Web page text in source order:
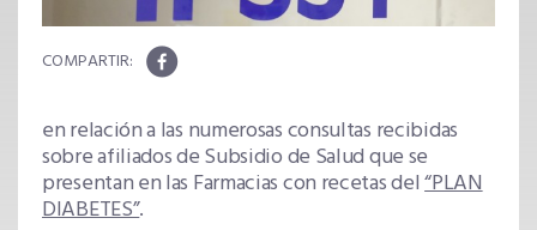
en relación a las numerosas consultas recibidas
sobre afiliados de Subsidio de Salud que se
presentan en las Farmacias con recetas del“PLAN
DIABETES”.